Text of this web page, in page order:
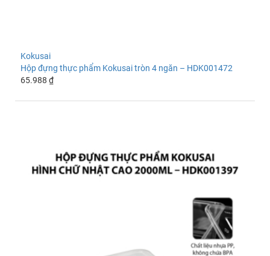
Kokusai
Hộp đựng thực phẩm Kokusai tròn 4 ngăn – HDK001472
65.988 ₫